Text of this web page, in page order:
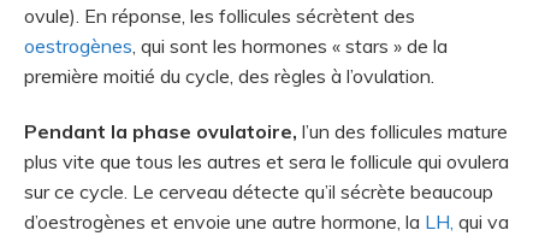
ovule). En réponse, les follicules sécrètent des
oestrogènes, qui sont les hormones « stars » de la
première moitié du cycle, des règles à l’ovulation.
Pendant la phase ovulatoire, l’un des follicules mature
plus vite que tous les autres et sera le follicule qui ovulera
sur ce cycle. Le cerveau détecte qu’il sécrète beaucoup
d’oestrogènes et envoie une autre hormone, la LH, qui va